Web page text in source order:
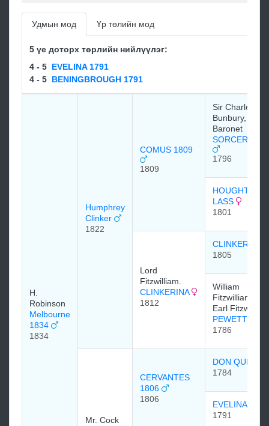
Удмын мод Үр төлийн мод
5 үе доторх төрлийн нийлүүлэг:
4 - 5 EVELINA 1791
4 - 5 BENINGBROUGH 1791
H.
Robinson
Melbourne
1834
1834
Humphrey
Clinker
1822
COMUS 1809
1809
Sir Charles
Bunbury, 6th
Baronet
SORCERER
1796
HOUGHTON
LASS
1801
Lord
Fitzwilliam.
CLINKERINA
1812
CLINKER
1805
William
Fitzwilliam, 4th
Earl Fitzwilliam
PEWETT
1786
Mr. Cock
CERVANTES
1806
1806
DON
1784
EVELINA
1791